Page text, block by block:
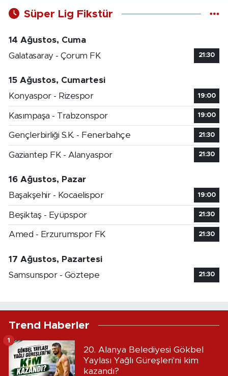
Süper Lig Fikstür
14 Ağustos, Cuma
Galatasaray - Çorum FK
21:30
15 Ağustos, Cumartesi
Konyaspor - Rizespor
19:00
Kasımpaşa - Trabzonspor 19:00
Gençlerbirliği S.K. - Fenerbahçe 21:30
Gaziantep FK - Alanyaspor 21:30
16 Ağustos, Pazar
Başakşehir - Kocaelispor
19:00
Beşiktaş - Eyüpspor 21:30
Amed - Erzurumspor FK 21:30
17 Ağustos, Pazartesi
Samsunspor - Göztepe
21:30
Trend Haberler
20. Alanya Belediyesi Gökbel
Yaylası Yağlı Güreşleri'ni kim
kazandı?
1